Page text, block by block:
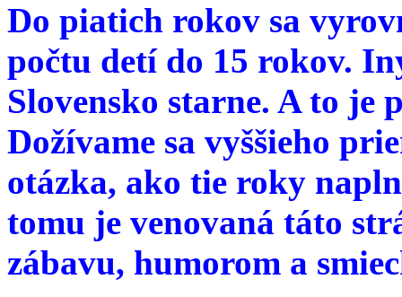
Do piatich rokov sa
počtu detí do 15 rokov.
Slovensko starne. A to je
Dožívame sa vyššieho
otázka, ako tie roky
tomu je venovaná táto
zábavu, humorom a